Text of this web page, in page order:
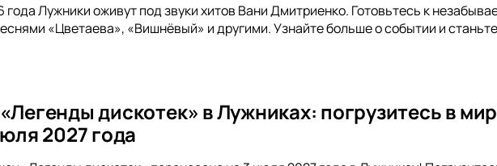
года Лужники оживут под звуки хитов Вани Дмитриенко. Готовьтесь к
«Цветаева», «Вишнёвый» и другими. Узнайте больше о событии и
дискотек» в Лужниках: погрузитесь в
2027 года